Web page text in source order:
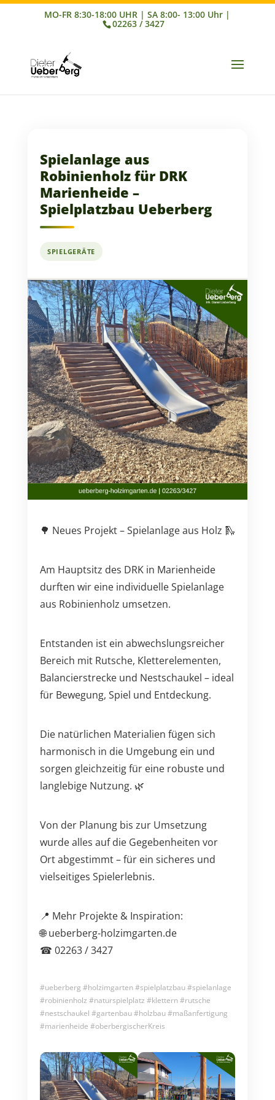
02263 / 3427
Spielanlage aus
Robinienholz für DRK
Marienheide –
Spielplatzbau Ueberberg
SPIELGERÄTE
🌳 Neues Projekt – Spielanlage aus Holz 🛝
Am Hauptsitz des DRK in Marienheide
durften wir eine individuelle Spielanlage
aus Robinienholz umsetzen.
Entstanden ist ein abwechslungsreicher
Bereich mit Rutsche, Kletterelementen,
Balancierstrecke und Nestschaukel – ideal
für Bewegung, Spiel und Entdeckung.
Die natürlichen Materialien fügen sich
harmonisch in die Umgebung ein und
sorgen gleichzeitig für eine robuste und
langlebige Nutzung. 🌿
Von der Planung bis zur Umsetzung
wurde alles auf die Gegebenheiten vor
Ort abgestimmt – für ein sicheres und
vielseitiges Spielerlebnis.
📍 Mehr Projekte & Inspiration:
🌐 ueberberg-holzimgarten.de
☎ 02263 / 3427
#ueberberg #holzimgarten #spielplatzbau #spielanlage
#robinienholz #naturspielplatz #klettern #rutsche
#nestschaukel #gartenbau #holzbau #maßanfertigung
#marienheide #oberbergischerKreis